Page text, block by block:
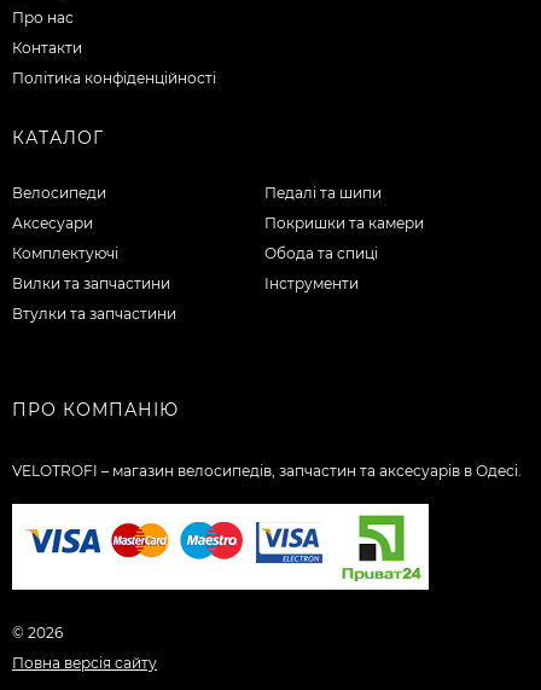
Про нас
Контакти
Політика конфіденційності
КАТАЛОГ
Велосипеди
Аксесуари
Комплектуючі
Вилки та запчастини
Втулки та запчастини
Педалі та шипи
Покришки та камери
Обода та спиці
Інструменти
ПРО КОМПАНІЮ
VELOTROFI – магазин велосипедів, запчастин та аксесуарів в Одесі.
© 2026
Повна версія сайту